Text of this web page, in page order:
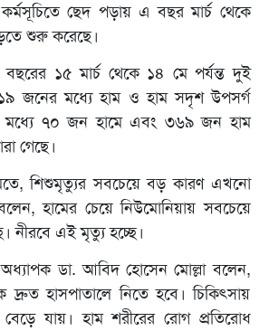
ছেদ পড়ায় এ বছর মার্চ থেকে
শুরু করেছে।
১৫ মার্চ থেকে ১৪ মে পর্যন্ত দুই
জনের মধ্যে হাম ও হাম সদৃশ উপসর্গ
মধ্যে ৭০ জন হামে এবং ৩৬৯ জন হাম
গেছে।
শিশুমৃত্যুর সবচেয়ে বড় কারণ এখনো
হামের চেয়ে নিউমোনিয়ায় সবচেয়ে
নীরবে এই মৃত্যু হচ্ছে।
ডা. আবিদ হোসেন মোল্লা বলেন,
দ্রুত হাসপাতালে নিতে হবে। চিকিৎসায়
যায়। হাম শরীরের রোগ প্রতিরোধ